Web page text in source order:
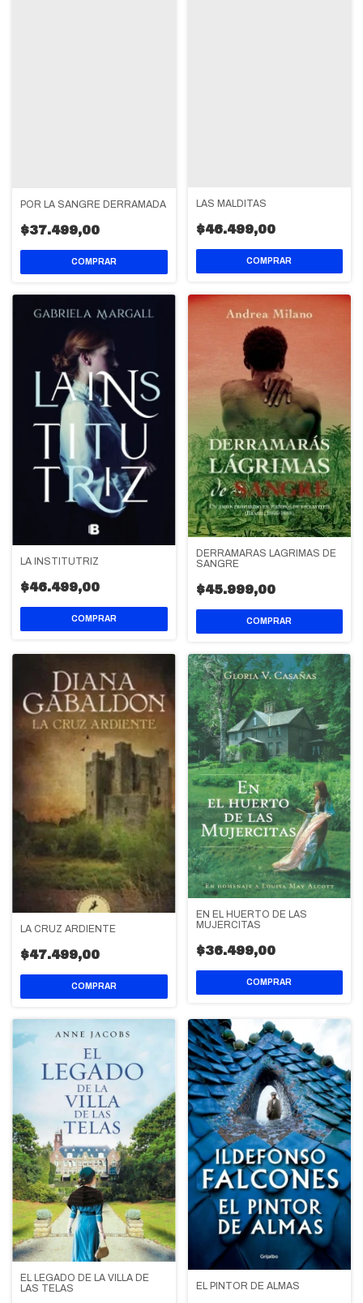
POR LA SANGRE DERRAMADA
$37.499,00
LAS MALDITAS
$46.499,00
LA INSTITUTRIZ
$46.499,00
DERRAMARAS LAGRIMAS DE
SANGRE
$45.999,00
LA CRUZ ARDIENTE
$47.499,00
EN EL HUERTO DE LAS
MUJERCITAS
$36.499,00
EL LEGADO DE LA VILLA DE
LAS TELAS
EL PINTOR DE ALMAS